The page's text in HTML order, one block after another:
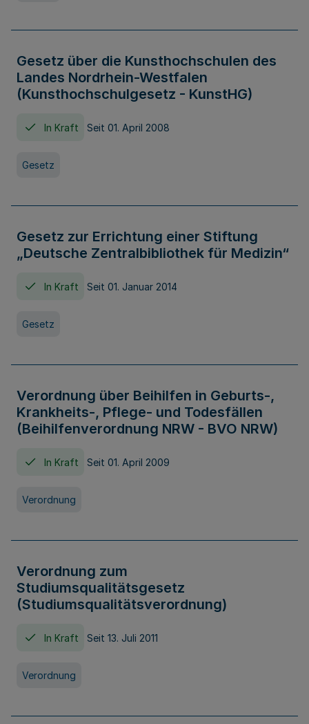
Gesetz über die Kunsthochschulen des
Landes Nordrhein-Westfalen
(Kunsthochschulgesetz - KunstHG)
In Kraft Seit 01. April 2008
Gesetz
Gesetz zur Errichtung einer Stiftung
„Deutsche Zentralbibliothek für Medizin“
In Kraft Seit 01. Januar 2014
Gesetz
Verordnung über Beihilfen in Geburts-,
Krankheits-, Pflege- und Todesfällen
(Beihilfenverordnung NRW - BVO NRW)
In Kraft Seit 01. April 2009
Verordnung
Verordnung zum
Studiumsqualitätsgesetz
(Studiumsqualitätsverordnung)
In Kraft Seit 13. Juli 2011
Verordnung